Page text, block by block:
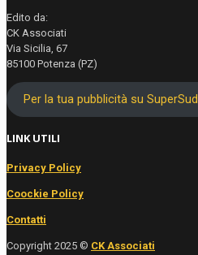
Edito da:
CK Associati
Via Sicilia, 67
85100 Potenza (PZ)
Per la tua pubblicità su SuperSud
LINK UTILI
Privacy Policy
Coockie Policy
Contatti
Copyright 2025 © CK Associati